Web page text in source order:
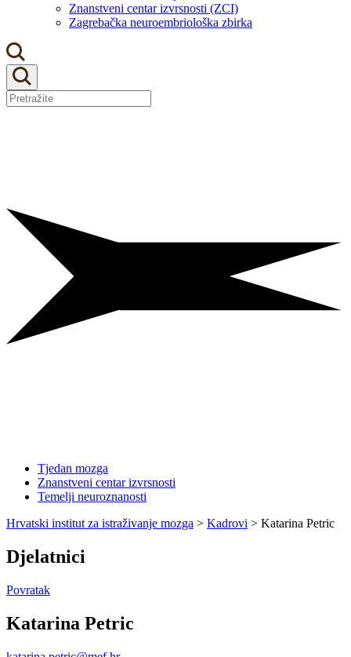
Znanstveni centar izvrsnosti (ZCI)
Zagrebačka neuroembriološka zbirka
Tjedan mozga
Znanstveni centar izvrsnosti
Temelji neuroznanosti
Hrvatski institut za istraživanje mozga > Kadrovi > Katarina Petric
Djelatnici
Povratak
Katarina Petric